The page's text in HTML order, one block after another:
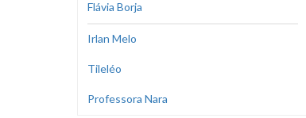
Flávia Borja
Irlan Melo
Tileléo
Professora Nara